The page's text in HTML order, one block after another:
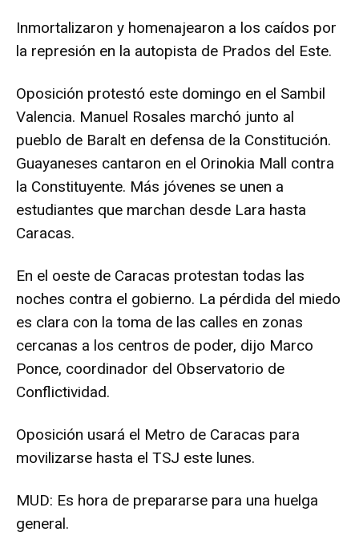
Inmortalizaron y homenajearon a los caídos por
la represión en la autopista de Prados del Este.
Oposición protestó este domingo en el Sambil
Valencia. Manuel Rosales marchó junto al
pueblo de Baralt en defensa de la Constitución.
Guayaneses cantaron en el Orinokia Mall contra
la Constituyente. Más jóvenes se unen a
estudiantes que marchan desde Lara hasta
Caracas.
En el oeste de Caracas protestan todas las
noches contra el gobierno. La pérdida del miedo
es clara con la toma de las calles en zonas
cercanas a los centros de poder, dijo Marco
Ponce, coordinador del Observatorio de
Conflictividad.
Oposición usará el Metro de Caracas para
movilizarse hasta el TSJ este lunes.
MUD: Es hora de prepararse para una huelga
general.